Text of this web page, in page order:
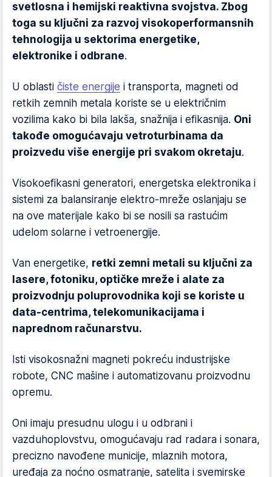
svetlosna i hemijski reaktivna svojstva. Zbog
toga su ključni za razvoj visokoperformansnih
tehnologija u sektorima energetike,
elektronike i odbrane.
U oblasti čiste energije i transporta, magneti od
retkih zemnih metala koriste se u električnim
vozilima kako bi bila lakša, snažnija i efikasnija. Oni
takođe omogućavaju vetroturbinama da
proizvedu više energije pri svakom okretaju.
Visokoefikasni generatori, energetska elektronika i
sistemi za balansiranje elektro-mreže oslanjaju se
na ove materijale kako bi se nosili sa rastućim
udelom solarne i vetroenergije.
Van energetike, retki zemni metali su ključni za
lasere, fotoniku, optičke mreže i alate za
proizvodnju poluprovodnika koji se koriste u
data-centrima, telekomunikacijama i
naprednom računarstvu.
Isti visokosnažni magneti pokreću industrijske
robote, CNC mašine i automatizovanu proizvodnu
opremu.
Oni imaju presudnu ulogu i u odbrani i
vazduhoplovstvu, omogućavaju rad radara i sonara,
precizno navođene municije, mlaznih motora,
uređaja za noćno osmatranje, satelita i svemirske